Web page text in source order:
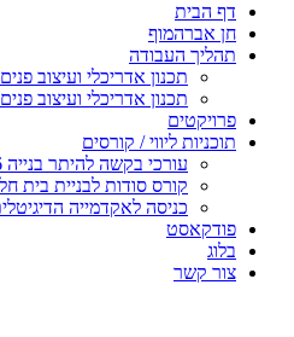
דף הבית
חן אברהמוף
תהליך העבודה
תכנון אדריכלי ועיצוב
תכנון אדריכלי ועיצוב
פרויקטים
תוכניות ליווי / קורסים
עורכי בקשה להיתר בנייה 2026
קורס סודות לבניית בית
כניסה לאקדמייה
פודקאסט
בלוג
צור קשר